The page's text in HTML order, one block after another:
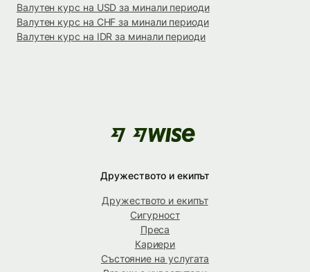
Валутен курс на USD за минали периоди
Валутен курс на CHF за минали периоди
Валутен курс на IDR за минали периоди
Дружеството и екипът
Дружеството и екипът
Сигурност
Преса
Кариери
Състояние на услугата